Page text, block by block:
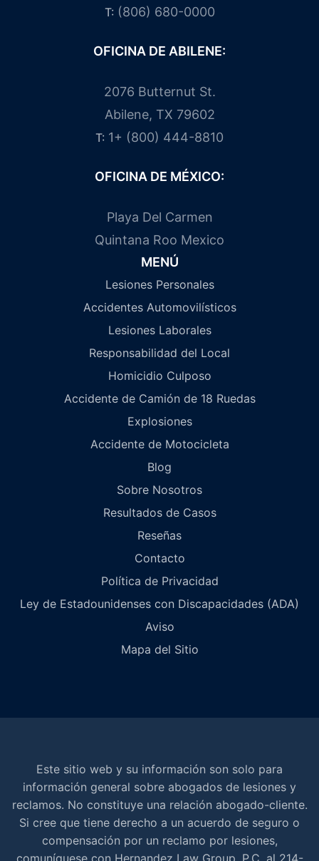
T: (806) 680-0000
OFICINA DE ABILENE:
2076 Butternut St.
Abilene, TX 79602
T: 1+ (800) 444-8810
OFICINA DE MÉXICO:
Playa Del Carmen
Quintana Roo Mexico
MENÚ
Lesiones Personales
Accidentes Automovilísticos
Lesiones Laborales
Responsabilidad del Local
Homicidio Culposo
Accidente de Camión de 18 Ruedas
Explosiones
Accidente de Motocicleta
Blog
Sobre Nosotros
Resultados de Casos
Reseñas
Contacto
Política de Privacidad
Ley de Estadounidenses con Discapacidades (ADA)
Aviso
Mapa del Sitio
Este sitio web y su información son solo para
información general sobre abogados de lesiones y
reclamos. No constituye una relación abogado-cliente.
Si cree que tiene derecho a un acuerdo de seguro o
compensación por un reclamo por lesiones,
comuníquese con Hernandez Law Group, P.C. al 214-